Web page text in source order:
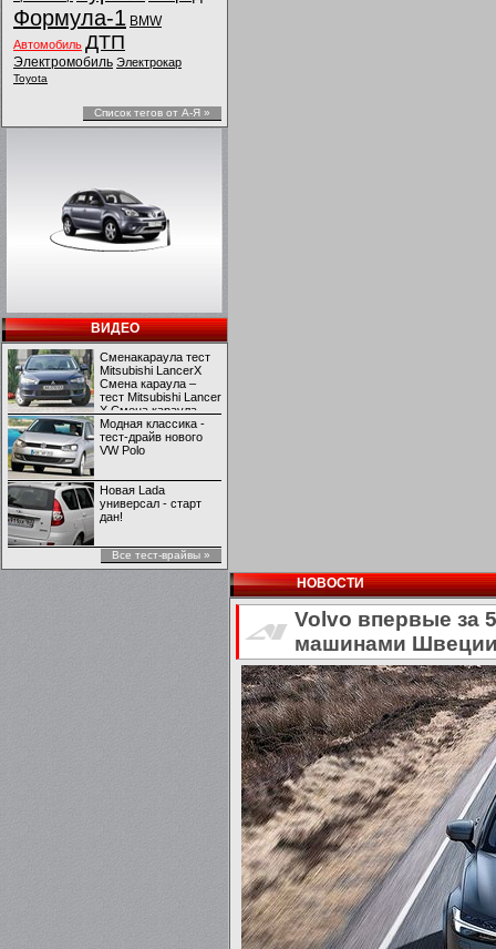
Формула-1 BMW
Автомобиль ДТП
Электромобиль Электрокар
Toyota
Список тегов от А-Я »
ВИДЕО
Сменакараула тест
Mitsubishi LancerX
Смена караула –
тест Mitsubishi Lancer
X Смена караула –
тест Mitsubishi Lancer
X
Модная классика -
тест-драйв нового
VW Polo
Новая Lada
универсал - старт
дан!
Все тест-врайвы »
НОВОСТИ
Volvo впервые за
машинами